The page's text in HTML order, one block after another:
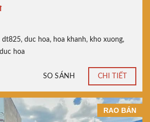
dt825, duc hoa, hoa khanh, kho xuong,
hoa
SO SÁNH CHI TIẾT
RAO BÁN